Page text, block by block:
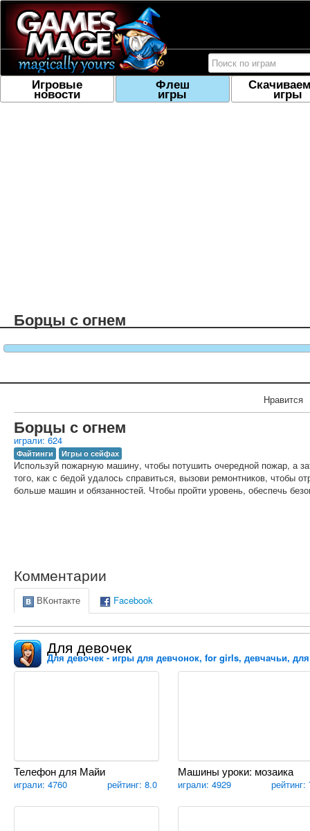
Игровые
новости
Флеш
игры игры
Борцы с огнем
Нравится
Борцы с огнем
играли: 624
Файтинги Игры о сейфах
Используй пожарную машину, чтобы потушить очередной пожар, а
того, как с бедой удалось справиться, вызови ремонтников, чтобы
больше машин и обязанностей. Чтобы пройти уровень, обеспечь
Комментарии
ВКонтакте Facebook
Для девочек
Для девочек - игры для девчонок, for girls, девчачьи,
Телефон для Майи
играли: 4760 рейтинг: 8.0
Машины уроки: мозаика
играли: 4929 рейтинг: